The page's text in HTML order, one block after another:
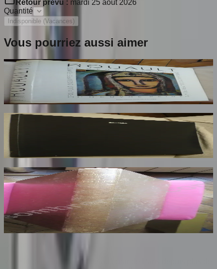
Retour prévu : mardi 25 août 2026
Quantité
Indisponible (Vacances)
Vous pourriez aussi aimer
Rouault. L'Oeuvre Peint. Volume 2
ROUAULT Isabelle
170€
Rotella. Dal Decollage alla Nuova Immagine
RESTANY Pierre
73
Les Dessins de F. Millet illustré de Cinquante
Reproductions en Fac Similé d'après les
Dessins Originaux du Maître
BENEDITE Léonce
Votre librairie indépendante au cœur de Paris depuis plus de